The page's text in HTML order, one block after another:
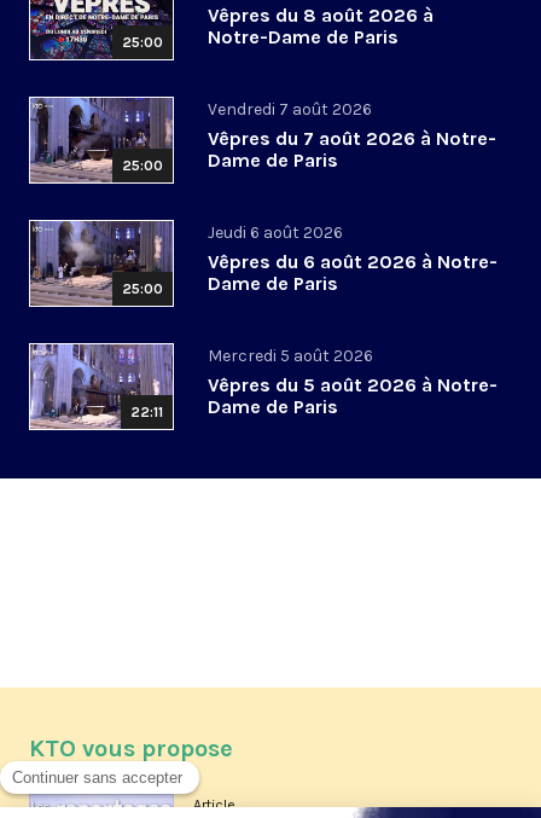
25:00
Vêpres du 8 août 2026 à
Notre-Dame de Paris
25:00
Vendredi 7 août 2026
Vêpres du 7 août 2026 à Notre-
Dame de Paris
25:00
Jeudi 6 août 2026
Vêpres du 6 août 2026 à Notre-
Dame de Paris
22:11
Mercredi 5 août 2026
Vêpres du 5 août 2026 à Notre-
Dame de Paris
KTO vous propose
Article